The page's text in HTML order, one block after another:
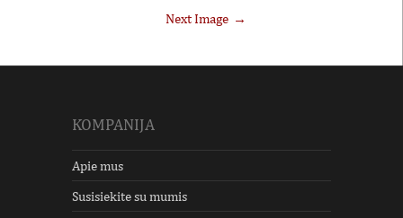
Next Image
KOMPANIJA
Apie mus
Susisiekite su mumis